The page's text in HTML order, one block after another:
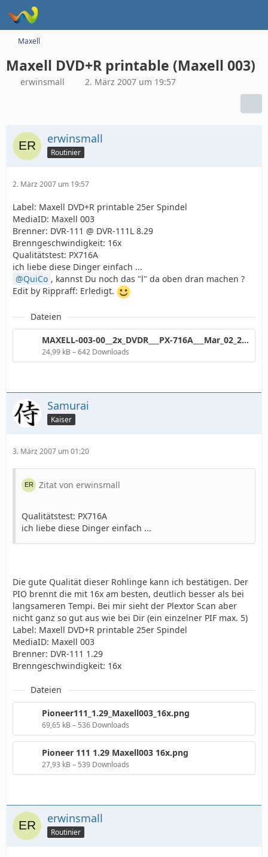
Maxell
Maxell DVD+R printable (Maxell 003)
erwinsmall 2. März 2007 um 19:57
erwinsmall
Routinier
2. März 2007 um 19:57
Label: Maxell DVD+R printable 25er Spindel
MediaID: Maxell 003
Brenner: DVR-111 @ DVR-111L 8.29
Brenngeschwindigkeit: 16x
Qualitätstest: PX716A
ich liebe diese Dinger einfach ...
QuiCo , kannst Du noch das "l" da oben dran machen ?
Edit by Rippraff: Erledigt.
Dateien
MAXELL-003-00__2x_DVDR___PX-716A___Mar_02_2007_o_TA.png
24,99 kB – 642 Downloads
Samurai
Kaiser
3. März 2007 um 01:20
Zitat von erwinsmall
Qualitätstest: PX716A
ich liebe diese Dinger einfach ...
Die gute Qualität dieser Rohlinge kann ich bestätigen. Der
PIO brennt die mit 16x am besten, deutlich besser als bei
langsameren Tempi. Bei mir sieht der Plextor Scan aber
nicht ganz so gut aus wie bei Dir (ein einzelner PIF max. 5)
Label: Maxell DVD+R printable 25er Spindel
MediaID: Maxell 003
Brenner: DVR-111 1.29
Brenngeschwindigkeit: 16x
Dateien
Pioneer111_1.29_Maxell003_16x.png
69,65 kB – 536 Downloads
Pioneer 111 1.29 Maxell003 16x.png
27,93 kB – 539 Downloads
erwinsmall
Routinier